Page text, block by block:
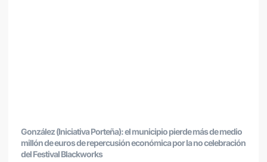
González (Iniciativa Porteña): el municipio pierde más de medio
millón de euros de repercusión económica por la no celebración
del Festival Blackworks